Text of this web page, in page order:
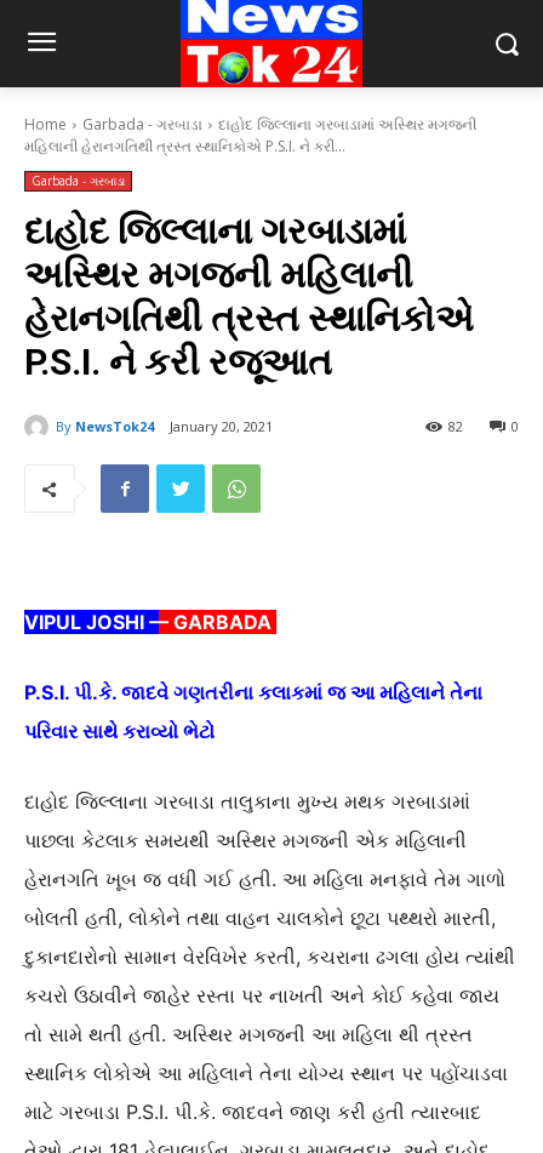
Home Garbada - ગરબાડા
દાહોદ જિલ્લાના ગરબાડામાં અસ્થિર મગજની
મહિલાની હેરાનગતિથી ત્રસ્ત સ્થાનિકોએ P.S.I. ને કરી...
Garbada - ગરબાડા
દાહોદ જિલ્લાના ગરબાડામાં
અસ્થિર મગજની મહિલાની
હેરાનગતિથી ત્રસ્ત સ્થાનિકોએ
P.S.I. ને કરી રજૂઆત
By NewsTok24 January 20, 2021 0
82
VIPUL JOSHI –– GARBADA
P.S.I. પી.કે. જાદવે ગણતરીના કલાકમાં જ આ મહિલાને તેના
પરિવાર સાથે કરાવ્યો ભેટો
દાહોદ જિલ્લાના ગરબાડા તાલુકાના મુખ્ય મથક ગરબાડામાં
પાછલા કેટલાક સમયથી અસ્થિર મગજની એક મહિલાની
હેરાનગતિ ખૂબ જ વધી ગઈ હતી. આ મહિલા મનફાવે તેમ ગાળો
બોલતી હતી, લોકોને તથા વાહન ચાલકોને છૂટા પથ્થરો મારતી,
દુકાનદારોનો સામાન વેરવિખેર કરતી, કચરાના ઢગલા હોય ત્યાંથી
કચરો ઉઠાવીને જાહેર રસ્તા પર નાખતી અને કોઈ કહેવા જાય
તો સામે થતી હતી. અસ્થિર મગજની આ મહિલા થી ત્રસ્ત
સ્થાનિક લોકોએ આ મહિલાને તેના યોગ્ય સ્થાન પર પહોંચાડવા
માટે ગરબાડા P.S.I. પી.કે. જાદવને જાણ કરી હતી ત્યારબાદ